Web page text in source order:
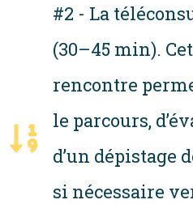
#2 - La
(30–45 min).
rencontre
le parcours,
d’un dépistage
si nécessaire